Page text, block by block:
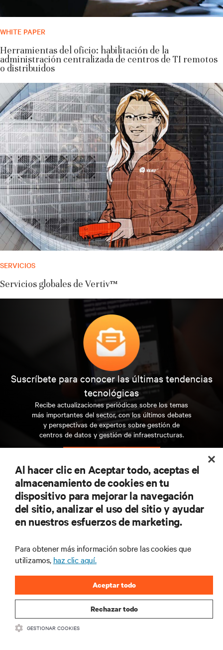
WHITE PAPER
Herramientas del oficio: habilitación de la
administración centralizada de centros de TI remotos
o distribuidos
SERVICIOS
Servicios globales de Vertiv™
Suscríbete para conocer las últimas tendencias
tecnológicas
Recibe actualizaciones periódicas sobre los temas
más importantes del sector, con los últimos debates
y perspectivas de expertos sobre gestión de
centros de datos y gestión de infraestructuras.
RECURSOS
SOPORTE
CORPORATIVO
Al hacer clic en Aceptar todo, aceptas el
almacenamiento de cookies en tu
dispositivo para mejorar la navegación
del sitio, analizar el uso del sitio y ayudar
en nuestros esfuerzos de marketing.
Para obtener más información sobre las cookies que
utilizamos, haz clic aquí.
Rechazar todo
Aceptar todo
GESTIONAR COOKIES